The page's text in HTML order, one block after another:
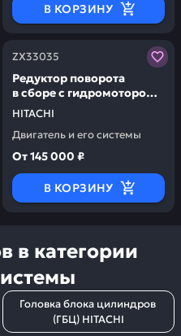
В КОРЗИНУ
вы получаете гарантию
ZX33035
HITACHI
Редуктор поворота
в сборе с гидромотором
zx-330 9236592 HITACHI
ZX33035
Двигатель и его системы
Заказывая запчасти у
От145 000 ₽
В КОРЗИНУ
в категории
Головка блока цилиндров
(ГБЦ) HITACHI